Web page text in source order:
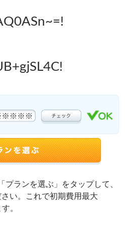
ランを選ぶ」をタップして、
い。これで初期費用最大
。